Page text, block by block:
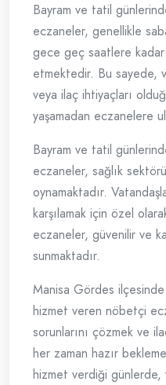
Bayram ve tatil
eczaneler, genellikle
gece geç saatlere
etmektedir. Bu sayede,
veya ilaç ihtiyaçları
yaşamadan eczanelere
Bayram ve tatil
eczaneler, sağlık
oynamaktadır.
karşılamak için özel
eczaneler, güvenilir ve
sunmaktadır.
Manisa Gördes
hizmet veren nöbetçi
sorunlarını çözmek ve
her zaman hazır
hizmet verdiği günlerde,